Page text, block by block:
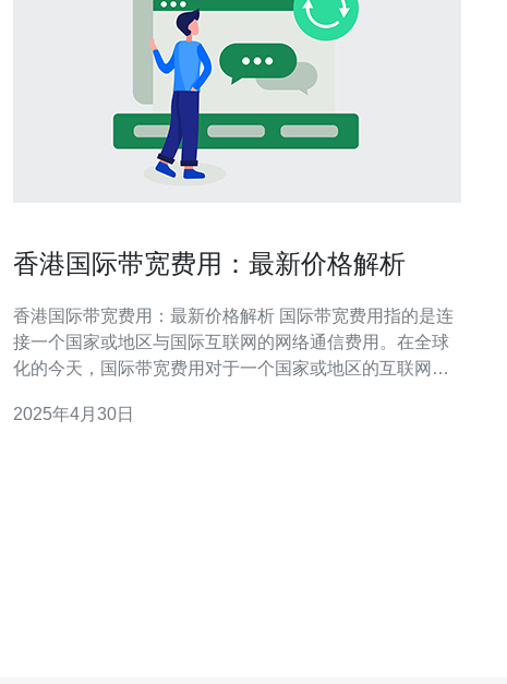
香港国际带宽费用：最新价格解析
香港国际带宽费用：最新价格解析 国际带宽费用指的是连
接一个国家或地区与国际互联网的网络通信费用。在全球
化的今天，国际带宽费用对于一个国家或地区的互联网发
其国际带宽费用一直备受关注。 香港作为亚洲地区的互联
2025年4月30日